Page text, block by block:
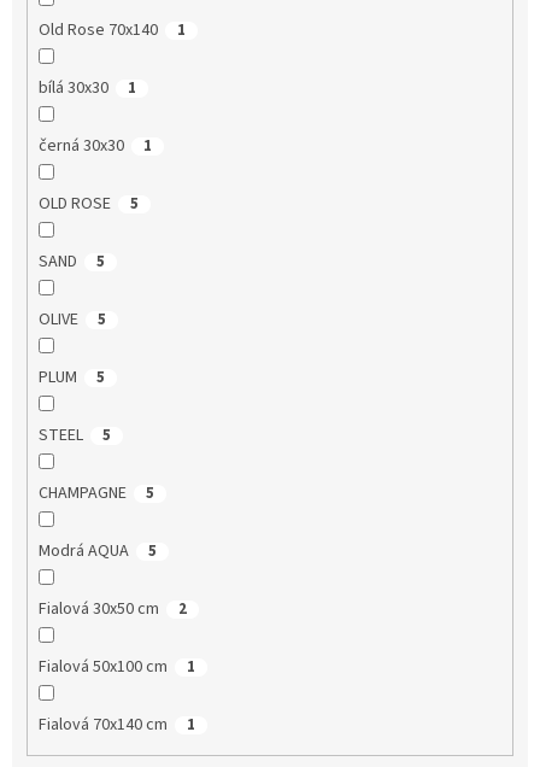
Old Rose 70x140 1
bílá 30x30 1
černá 30x30 1
OLD ROSE 5
SAND 5
OLIVE 5
PLUM 5
STEEL 5
CHAMPAGNE 5
Modrá AQUA 5
Fialová 30x50 cm 2
Fialová 50x100 cm 1
Fialová 70x140 cm 1